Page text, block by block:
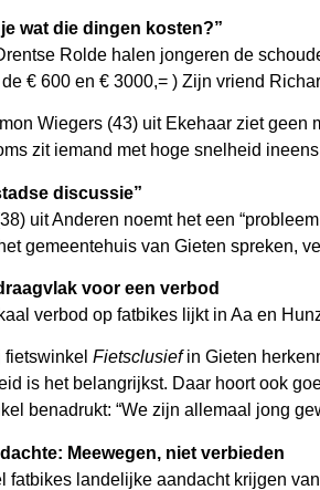
je wat die dingen kosten?”
Rolde halen jongeren de
€ 600 en € 3000,= ) Zijn vriend
Wiegers (43) uit Ekehaar ziet geen
zit iemand met hoge snelheid
discussie”
uit Anderen noemt het een
gemeentehuis van Gieten spreken,
voor een verbod
verbod op fatbikes lijkt in Aa en
fietswinkel Fietsclusiefin Gieten
is het belangrijkst. Daar hoort ook
benadrukt: “We zijn allemaal jong
Meewegen, niet verbieden
fatbikes landelijke aandacht krijgen